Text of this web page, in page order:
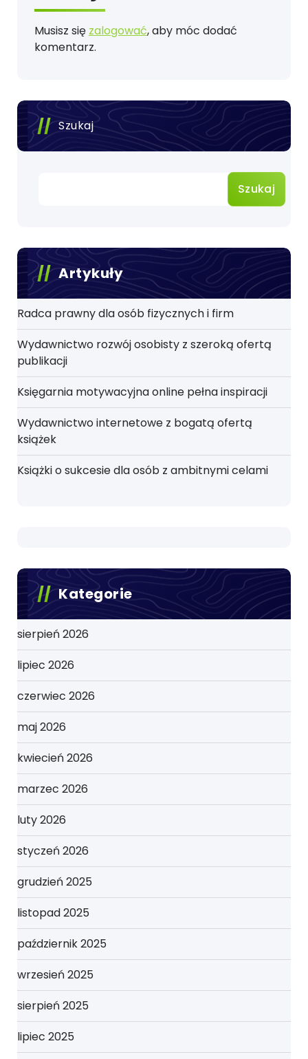
Musisz się zalogować, aby móc dodać
komentarz.
Szukaj
Szukaj
Artykuły
Radca prawny dla osób fizycznych i firm
Wydawnictwo rozwój osobisty z szeroką ofertą
publikacji
Księgarnia motywacyjna online pełna inspiracji
Wydawnictwo internetowe z bogatą ofertą
książek
Książki o sukcesie dla osób z ambitnymi celami
Kategorie
sierpień 2026
lipiec 2026
czerwiec 2026
maj 2026
kwiecień 2026
marzec 2026
luty 2026
styczeń 2026
grudzień 2025
listopad 2025
październik 2025
wrzesień 2025
sierpień 2025
lipiec 2025